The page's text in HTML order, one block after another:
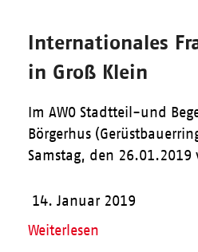
Internationales
in Groß Klein
Im AWO Stadtteil-und
Börgerhus
Samstag, den
14. Januar 2019
Weiterlesen